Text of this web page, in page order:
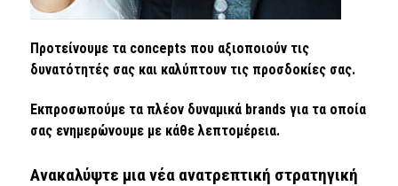
Προτείνουμε τα concepts που αξιοποιούν τις
δυνατότητές σας και καλύπτουν τις προσδοκίες σας.
Εκπροσωπούμε τα πλέον δυναμικά brands για τα οποία
σας ενημερώνουμε με κάθε λεπτομέρεια.
Ανακαλύψτε μια νέα ανατρεπτική στρατηγική